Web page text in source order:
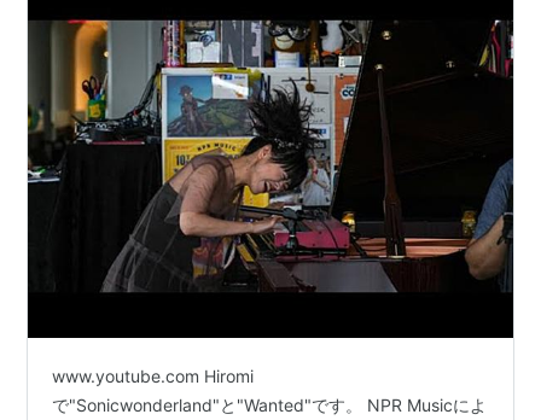
www.youtube.com Hiromi
で"Sonicwonderland"と"Wanted"です。 NPR Musicによ